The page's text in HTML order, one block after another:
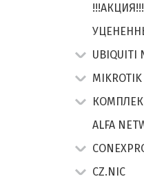
!!!АКЦИЯ!!!
UBIQUITI
MIKROTIK
ALFA
CZ.NIC